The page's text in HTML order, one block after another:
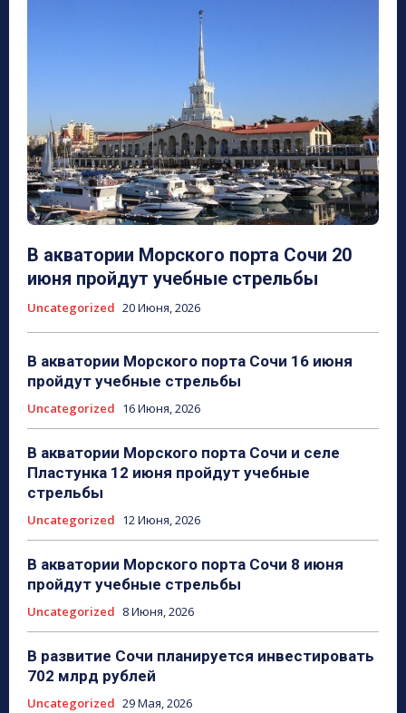
В акватории Морского порта Сочи 20
июня пройдут учебные стрельбы
Uncategorized 20 Июня, 2026
В акватории Морского порта Сочи 16 июня
пройдут учебные стрельбы
Uncategorized 16 Июня, 2026
В акватории Морского порта Сочи и селе
Пластунка 12 июня пройдут учебные
стрельбы
Uncategorized 12 Июня, 2026
В акватории Морского порта Сочи 8 июня
пройдут учебные стрельбы
Uncategorized 8 Июня, 2026
В развитие Сочи планируется инвестировать
702 млрд рублей
Uncategorized 29 Мая, 2026